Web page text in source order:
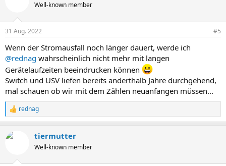
Well-known member
31 Aug. 2022 #5
Wenn der Stromausfall noch länger dauert, werde ich
@rednag wahrscheinlich nicht mehr mit langen
Gerätelaufzeiten beeindrucken können
Switch und USV liefen bereits anderthalb Jahre durchgehend,
mal schauen ob wir mit dem Zählen neuanfangen müssen...
R
e
k
rednag
tiermutter
Well-known member